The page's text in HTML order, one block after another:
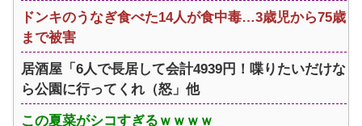
ドンキのうなぎ食べた14人が食中毒…3歳児から75歳
まで被害
居酒屋「6人で長居して会計4939円！喋りたいだけな
ら公園に行ってくれ（怒」他
この夏菜がシコすぎるｗｗｗｗ